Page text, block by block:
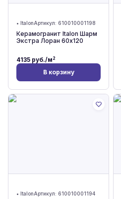
• ItalonАртикул: 610010001198
Керамогранит Italon Шарм
Экстра Лоран 60x120
4135 руб./м2
В корзину
• ItalonАртикул: 610010001194